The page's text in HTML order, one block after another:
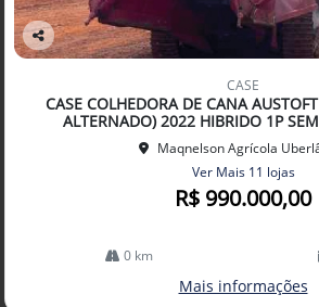
Co
lhe
CASE
CASE COLHEDORA DE CANA
ALTERNADO) 2022 HIBRIDO 1P
Maqnelson Agrícola
Ver Mais 11 lojas
R$ 990.000,00
0 km
Mais informações